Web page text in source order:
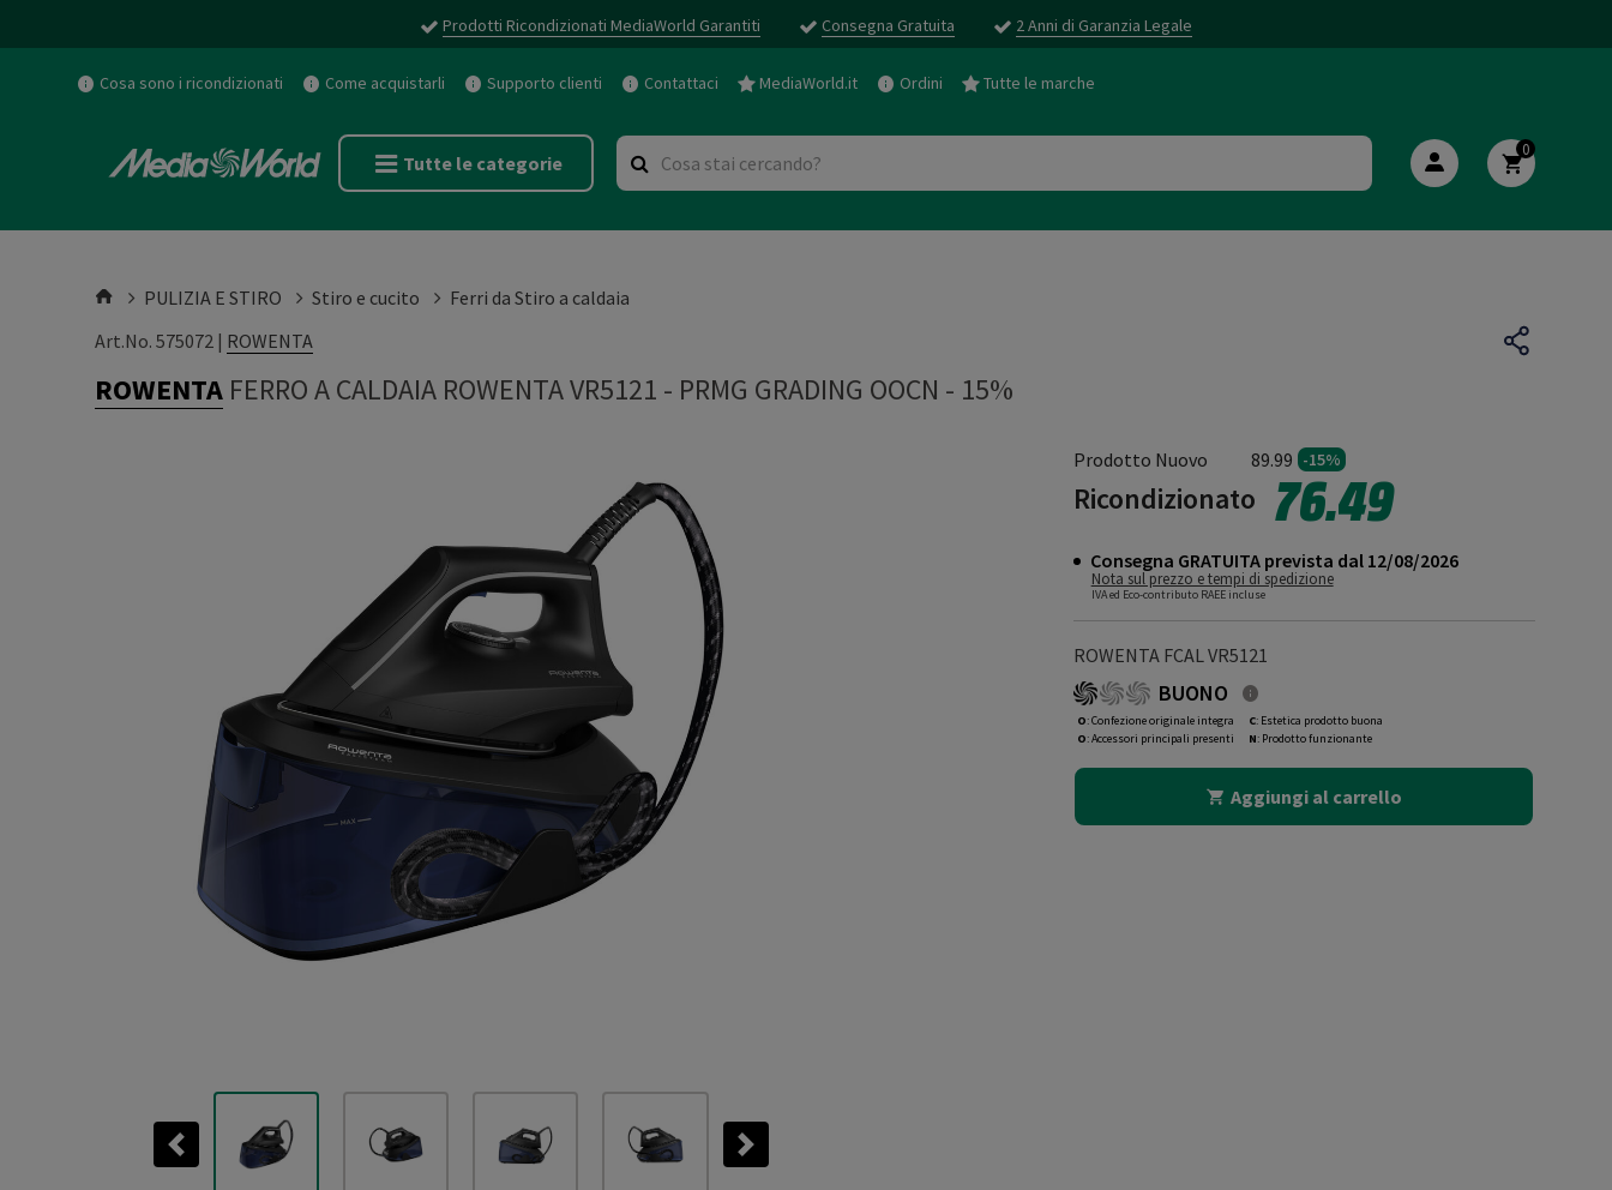
Prodotti Ricondizionati MediaWorld Garantiti Consegna Gratuita 2 Anni di Garanzia Legale
Cosa sono i ricondizionati Come acquistarli Supporto clienti Contattaci MediaWorld.it Ordini Tutte le marche
Tutte le categorie
0
PULIZIA E STIRO Stiro e cucito
Ferri da Stiro a caldaia
Art.No. 575072 | ROWENTA
ROWENTA FERRO A CALDAIA ROWENTA VR5121 - PRMG GRADING OOCN - 15%
Previous Next
Prodotto Nuovo 89.99 -15%
Ricondizionato 76.49
Consegna GRATUITA prevista dal 12/08/2026
Nota sul prezzo e tempi di spedizione
IVA ed Eco-contributo RAEE incluse
ROWENTA FCAL VR5121
BUONO
O: Confezione originale integra
O: Accessori principali presenti
C: Estetica prodotto buona
N: Prodotto funzionante
Aggiungi al carrello